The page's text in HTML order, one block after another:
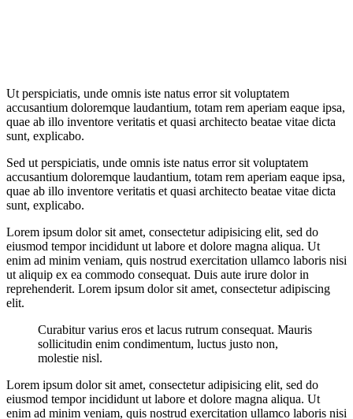
Ut perspiciatis, unde omnis iste natus error sit voluptatem
accusantium doloremque laudantium, totam rem aperiam eaque ipsa,
quae ab illo inventore veritatis et quasi architecto beatae vitae dicta
sunt, explicabo.
Sed ut perspiciatis, unde omnis iste natus error sit voluptatem
accusantium doloremque laudantium, totam rem aperiam eaque ipsa,
quae ab illo inventore veritatis et quasi architecto beatae vitae dicta
sunt, explicabo.
Lorem ipsum dolor sit amet, consectetur adipisicing elit, sed do
eiusmod tempor incididunt ut labore et dolore magna aliqua. Ut
enim ad minim veniam, quis nostrud exercitation ullamco laboris nisi
ut aliquip ex ea commodo consequat. Duis aute irure dolor in
reprehenderit. Lorem ipsum dolor sit amet, consectetur adipiscing
elit.
Curabitur varius eros et lacus rutrum consequat. Mauris
sollicitudin enim condimentum, luctus justo non,
molestie nisl.
Lorem ipsum dolor sit amet, consectetur adipisicing elit, sed do
eiusmod tempor incididunt ut labore et dolore magna aliqua. Ut
enim ad minim veniam, quis nostrud exercitation ullamco laboris nisi